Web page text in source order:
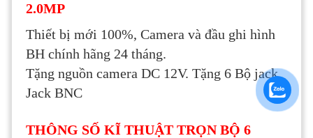
2.0MP
Thiết bị mới 100%, Camera và đầu ghi hình
BH chính hãng 24 tháng.
Tặng nguồn camera DC 12V. Tặng 6 Bộ jack
Jack BNC
THÔNG SỐ KĨ THUẬT TRỌN BỘ 6